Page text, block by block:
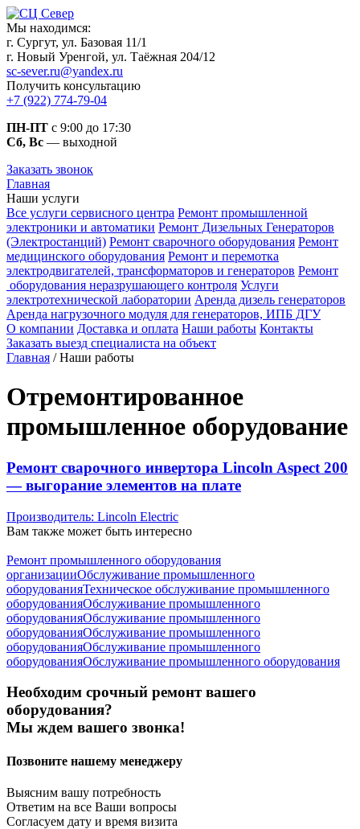
Мы находимся:
г. Сургут, ул. Базовая 11/1
г. Новый Уренгой, ул. Таёжная 204/12
sc-sever.ru@yandex.ru
Получить консультацию
+7 (922) 774-79-04
ПН-ПТ с 9:00 до 17:30
Сб, Вс — выходной
Заказать звонок
Главная
Наши услуги
Все услуги сервисного центра Ремонт промышленной
электроники и автоматики Ремонт Дизельных Генераторов
(Электростанций) Ремонт сварочного оборудования Ремонт
медицинского оборудования Ремонт и перемотка
электродвигателей, трансформаторов и генераторов Ремонт
оборудования неразрушающего контроля Услуги
электротехнической лаборатории Аренда дизель генераторов
Аренда нагрузочного модуля для генераторов, ИПБ ДГУ
О компании Доставка и оплата Наши работы Контакты
Заказать выезд специалиста на объект
Главная / Наши работы
Отремонтированное
промышленное оборудование
Ремонт сварочного инвертора Lincoln Aspect 200
— выгорание элементов на плате
Производитель: Lincoln Electric
Вам также может быть интересно
Ремонт промышленного оборудования
организацииОбслуживание промышленного
оборудованияТехническое обслуживание промышленного
оборудованияОбслуживание промышленного
оборудованияОбслуживание промышленного
оборудованияОбслуживание промышленного
оборудованияОбслуживание промышленного
оборудованияОбслуживание промышленного оборудования
Необходим срочный ремонт вашего
оборудования?
Мы ждем вашего звонка!
Позвоните нашему менеджеру
Выясним вашу потребность
Ответим на все Ваши вопросы
Согласуем дату и время визита